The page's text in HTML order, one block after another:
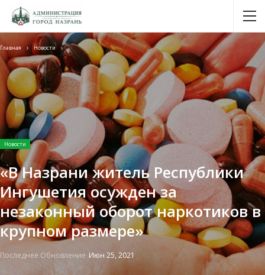
Главная Новости
Новости
«В Назрани житель Республики
Ингушетия осужден за
незаконный оборот наркотиков в
крупном размере»
Последнее Обновление Июн 25, 2021